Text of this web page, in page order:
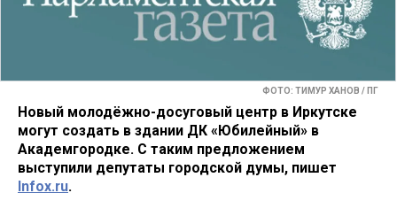
ФОТО: ТИМУР ХАНОВ / ПГ
Новый молодёжно-досуговый центр в Иркутске
могут создать в здании ДК «Юбилейный» в
Академгородке. С таким предложением
выступили депутаты городской думы, пишет
Infox.ru.